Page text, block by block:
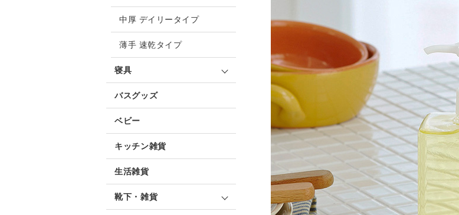
中厚 デイリータイプ
薄手 速乾タイプ
寝具
バスグッズ
ベビー
キッチン雑貨
生活雑貨
靴下・雑貨